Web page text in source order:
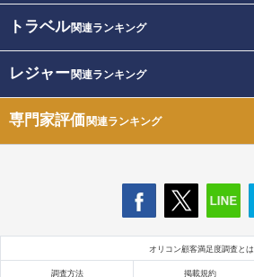
トラベル関連ランキング
レジャー関連ランキング
専門家評価関連ランキング
オリコン顧客満足度調査とは
調査方法 掲載規約